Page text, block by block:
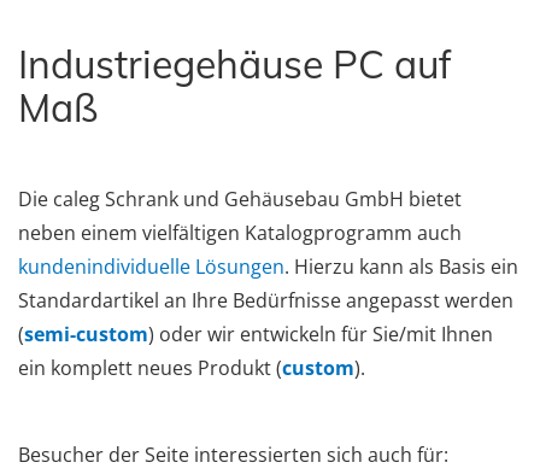
Industriegehäuse PC auf
Maß
Die caleg Schrank und Gehäusebau GmbH bietet
neben einem vielfältigen Katalogprogramm auch
kundenindividuelle Lösungen. Hierzu kann als Basis ein
Standardartikel an Ihre Bedürfnisse angepasst werden
(semi-custom) oder wir entwickeln für Sie/mit Ihnen
ein komplett neues Produkt (custom).
Besucher der Seite interessierten sich auch für: